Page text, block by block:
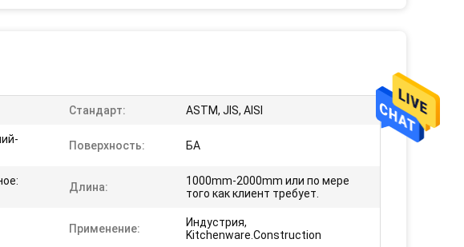
Стандарт: ASTM, JIS, AISI
Поверхность: БА
Длина:
1000mm-2000mm или по мере
того как клиент требует.
Применение:
Индустрия,
Kitchenware.Construction